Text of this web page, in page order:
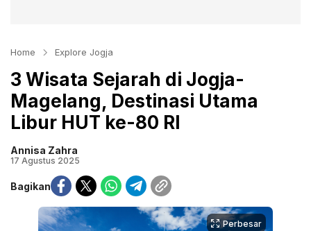
Home Explore Jogja
3 Wisata Sejarah di Jogja-
Magelang, Destinasi Utama
Libur HUT ke-80 RI
Annisa Zahra
17 Agustus 2025
Bagikan
Perbesar